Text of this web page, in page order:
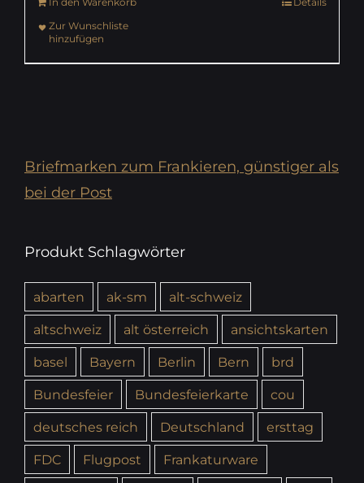
Zur Wunschliste
hinzufügen
Briefmarken zum Frankieren, günstiger als
bei der Post
Produkt Schlagwörter
abarten ak-sm
alt-schweiz
altschweiz
alt österreich
ansichtskarten
basel
Bayern Berlin Bern
brd
Bundesfeier
Bundesfeierkarte
cou
deutsches reich
Deutschland
ersttag
FDC
Flugpost
Frankaturware